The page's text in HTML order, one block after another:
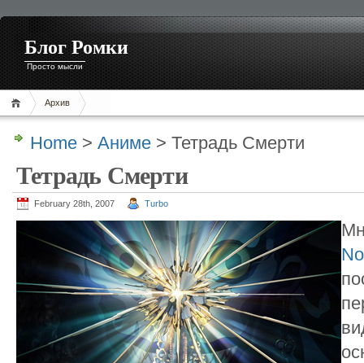
Блог Ромки
Просто мысли
Архив
Home > Аниме > Тетрадь Смерти
Тетрадь Смерти
February 28th, 2007 Turbo